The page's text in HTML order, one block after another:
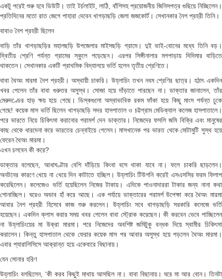
একটু পরেই শুরু হবে ডিউটি। তাই টর্চলাইট, লাঠি, বাঁশিসহ প্রয়োজনীয় জিনিসপত্র গুছিয়ে নিচ্ছিলেন।
প্রতিদিনের মতো রাত জেগে পাহারা দেবেন খাগড়াছড়ি জেলা জজকোর্ট। সেখানকার নৈশ প্রহরী তিনি।
বাবাও নৈশ প্রহরী ছিলেন
বাড়ি তাঁর খাগড়াছড়ির মহালছড়ি উপজেলার মাইসছড়ি গ্রামে। দুই ভাই-বোনের মধ্যে তিনি বড়।
দ্বিতীয় শ্রেণি পর্যন্ত গ্রামের স্কুলে পড়েছেন। এরপর সিঙ্গীনালার মগপাড়ায় দিদিমার বাড়িতে
থাকতেন। সেখানকার একটি প্রাথমিক বিদ্যালয়ে ভর্তি হলেন তৃতীয় শ্রেণিতে।
বাবা থৈঅং মারমা নৈশ প্রহরী। অস্থায়ী চাকরি। উহ্লাচিং তখন নবম শ্রেণির ছাত্র। হঠাৎ একদিন
খবর পেলেন তাঁর বাবা গুরুতর অসুস্থ। সোজা হয়ে দাঁড়াতে পারছেন না। ডাক্তার জানালেন, তাঁর
মেরুদণ্ডের হাড় ক্ষয় হয়ে গেছে। ডিস্কগুলো অস্বাভাবিক রকম ফাঁকা হয়ে কিছু মাংস পর্যন্ত ঢুকে
গেছে! কয়েক মাস ভর্তি ছিলেন খাগড়াছড়ি সদর হাসপাতাল ও চট্টগ্রাম মেডিক্যাল কলেজ হাসপাতালে।
পরে ভারতে নিয়ে চিকিৎসা করানোর পরামর্শ দেন ডাক্তার। নিজেদের ফসলি জমি বিক্রি এবং মানুষের
কাছ থেকে ধারদেনা করে ভারতের চেন্নাইয়ে গেলেন। মাসখানেক পর ভারত থেকে মোটামুটি সুস্থ হয়ে
ফেরেন থৈঅং মারমা।
এখন চলবেন কী করে?
ডাক্তার বলেছেন, আধাঘণ্টার বেশি দাঁড়িয়ে কিংবা বসে থাকা যাবে না। ফলে চাকরি ছাড়লেন।
অনটনের কারণে খেয়ে না খেয়ে দিন কাটাতে হচ্ছিল। উহ্লাচিং টিউশনি করেই এসএসসির ফরম ফিলাপ
করেছিলেন। কলেজেও ভর্তি হয়েছিলেন নিজের টাকায়। এদিকে পাওনাদাররা টাকার জন্য নানা কথা
শোনাচ্ছিল। ঘরেও অভাব হাঁ করে আছে। এক পর্যায়ে ডাক্তারের পরামর্শ উপেক্ষা করে থৈঅং মারমা
আবার নৈশ প্রহরী হিসেবে কাজ শুরু করলেন। উহ্লাচিং সবে খাগড়াছড়ি সরকারি কলেজে ভর্তি
হয়েছেন। একদিন ক্লাস করার সময় খবর পেলেন বাবা স্ট্রোক করেছেন। কী করবেন ভেবে পাচ্ছিলেন
না উহ্লাচিংয়ের মা উক্রা মারমা। পরে নিজেদের অবশিষ্ট জমিটুকু বন্ধক দিয়ে স্বামীর চিকিৎসা
করালেন। কিন্তু হাসপাতাল থেকে ফেরার কয়েক মাস পর আবার অসুস্থ হয়ে পড়লেন থৈঅং মারমা।
এবার প্যারালিসিসে আক্রান্ত হয়ে একেবারে বিছানায়।
যেন সোনার হরিণ
উহ্লাচিং বলছিলেন, ‘কী করব কিছুই মাথায় আসছিল না। বাবা বিছানায়। ঘরে মা আর বোন। তিনটা